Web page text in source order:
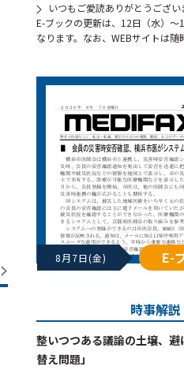
いつもご愛読ありがとうござい
E-ブックの更新は、12日（水）～
なります。なお、WEBサイトは随
8月7日(金) E-
時事解説
整いつつある議論の土壌、
替え問題」